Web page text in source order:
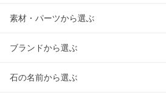
素材・パーツから選ぶ
ブランドから選ぶ
石の名前から選ぶ